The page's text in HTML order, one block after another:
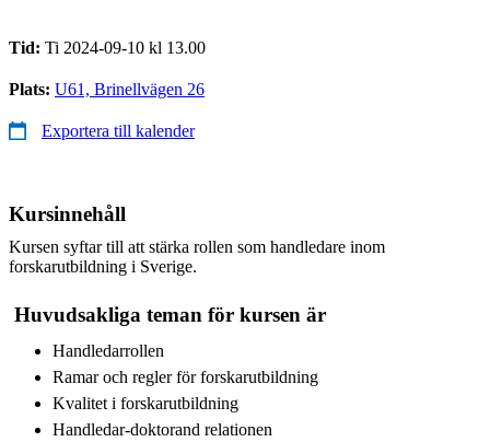
Tid: Ti 2024-09-10 kl 13.00
Plats: U61, Brinellvägen 26
Exportera till kalender
Kursinnehåll
Kursen syftar till att stärka rollen som handledare inom
forskarutbildning i Sverige.
Huvudsakliga teman för kursen är
Handledarrollen
Ramar och regler för forskarutbildning
Kvalitet i forskarutbildning
Handledar-doktorand relationen